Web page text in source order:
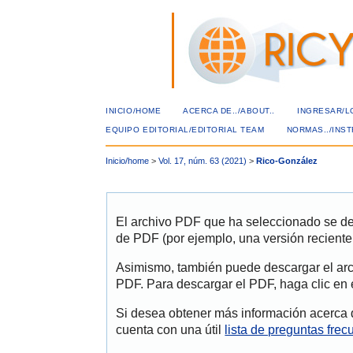
INICIO/HOME ACERCA DE../ABOUT.. INGRESAR/
EQUIPO EDITORIAL/EDITORIAL TEAM NORMAS../
Inicio/home >Vol. 17, núm. 63 (2021) >Rico-González
El archivo PDF que ha seleccionado se
de PDF (por ejemplo, una versión
Asimismo, también puede descargar el
PDF. Para descargar el PDF, haga clic
Si desea obtener más información
cuenta con una útil
lista de preguntas